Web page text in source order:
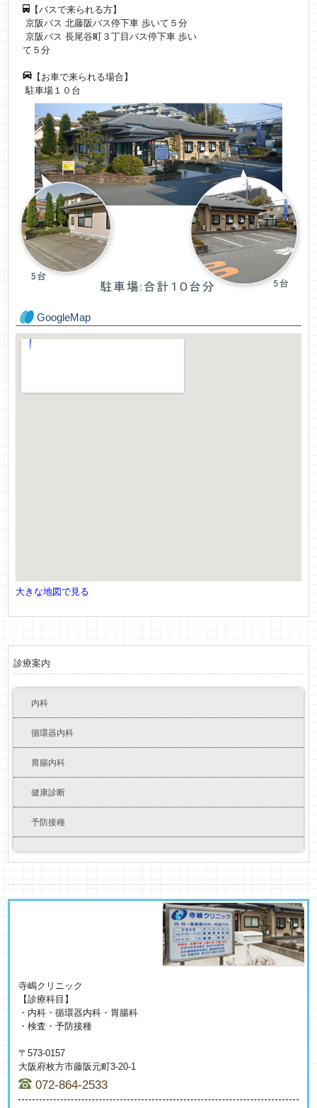
【バスで来られる方】
京阪バス 北藤阪バス停下車 歩いて５分
京阪バス 長尾谷町３丁目バス停下車 歩い
て５分
【お車で来られる場合】
駐車場１０台
GoogleMap
大きな地図で見る
診療案内
内科
循環器内科
胃腸内科
健康診断
予防接種
寺嶋クリニック
【診療科目】
・内科・循環器内科・胃腸科
・検査・予防接種
〒573-0157
大阪府枚方市藤阪元町3-20-1
072-864-2533